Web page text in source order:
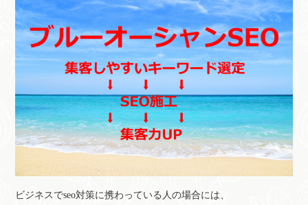
ビジネスでseo対策に携わっている人の場合には、